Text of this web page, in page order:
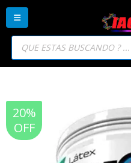
Búsqueda
productos
20%
OFF